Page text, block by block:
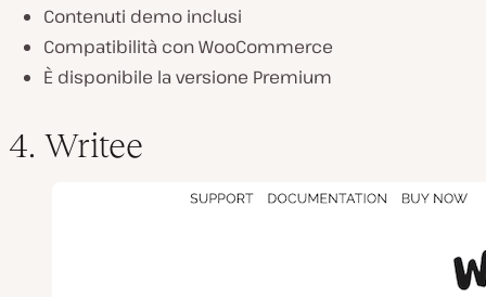
Contenuti demo inclusi
Compatibilità con WooCommerce
È disponibile la versione Premium
4. Writee